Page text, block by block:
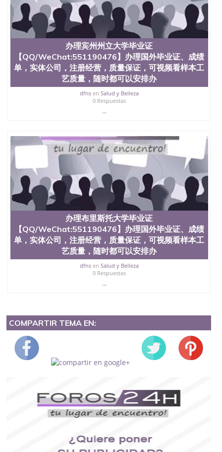
办理宾州州立大学毕业证
【QQ/WeChat:551190476】办理国外毕业证、成绩
单，实体公司，注册经营，质量保证，可视频看样本工
艺质量，随时都可以安排办
dfnsen Salud y Belleza
0 Respuestas
...
办理布里斯托大学毕业证
【QQ/WeChat:551190476】办理国外毕业证、成绩
单，实体公司，注册经营，质量保证，可视频看样本工
艺质量，随时都可以安排办
dfnsen Salud y Belleza
0 Respuestas
...
COMPARTIR TEMA EN: